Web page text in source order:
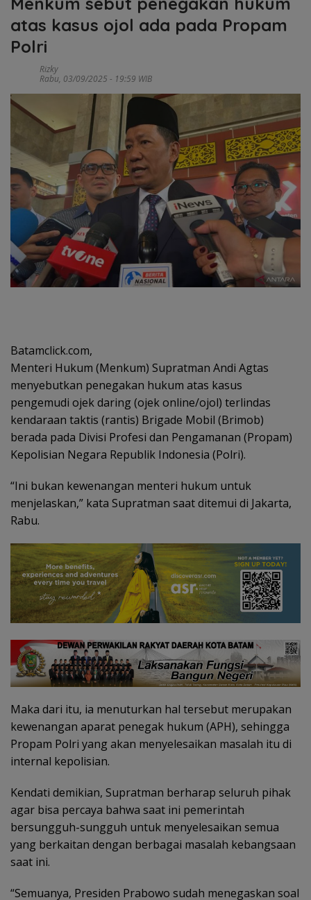
atas kasus ojol ada pada Propam
Polri
Rizky
Rabu, 03/09/2025 - 19:59 WIB
Batamclick.com,
Menteri Hukum (Menkum) Supratman Andi Agtas
menyebutkan penegakan hukum atas kasus
pengemudi ojek daring (ojek online/ojol) terlindas
kendaraan taktis (rantis) Brigade Mobil (Brimob)
berada pada Divisi Profesi dan Pengamanan (Propam)
Kepolisian Negara Republik Indonesia (Polri).
“Ini bukan kewenangan menteri hukum untuk
menjelaskan,” kata Supratman saat ditemui di Jakarta,
Rabu.
Maka dari itu, ia menuturkan hal tersebut merupakan
kewenangan aparat penegak hukum (APH), sehingga
Propam Polri yang akan menyelesaikan masalah itu di
internal kepolisian.
Kendati demikian, Supratman berharap seluruh pihak
agar bisa percaya bahwa saat ini pemerintah
bersungguh-sungguh untuk menyelesaikan semua
yang berkaitan dengan berbagai masalah kebangsaan
saat ini.
“Semuanya, Presiden Prabowo sudah menegaskan soal